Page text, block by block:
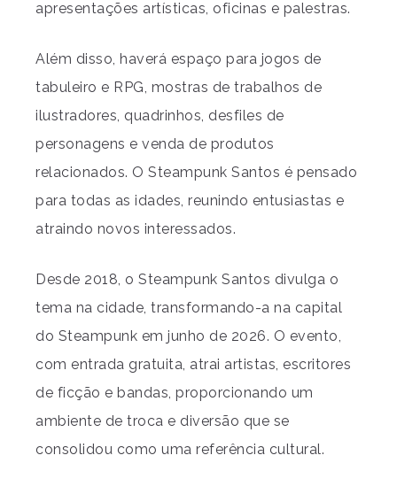
apresentações artísticas, oficinas e palestras.
Além disso, haverá espaço para jogos de
tabuleiro e RPG, mostras de trabalhos de
ilustradores, quadrinhos, desfiles de
personagens e venda de produtos
relacionados. O Steampunk Santos é pensado
para todas as idades, reunindo entusiastas e
atraindo novos interessados.
Desde 2018, o Steampunk Santos divulga o
tema na cidade, transformando-a na capital
do Steampunk em junho de 2026. O evento,
com entrada gratuita, atrai artistas, escritores
de ficção e bandas, proporcionando um
ambiente de troca e diversão que se
consolidou como uma referência cultural.